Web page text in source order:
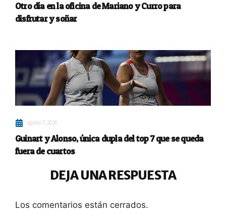
Otro día en la oficina de Mariano y Curro para
disfrutar y soñar
agosto 7, 2026
Guinart y Alonso, única dupla del top 7 que se queda
fuera de cuartos
DEJA UNA RESPUESTA
Los comentarios están cerrados.